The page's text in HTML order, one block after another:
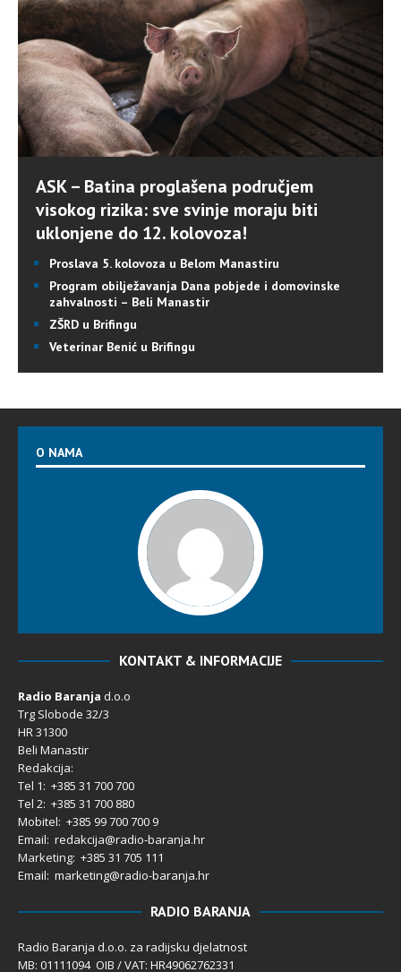
ASK – Batina proglašena područjem
visokog rizika: sve svinje moraju biti
uklonjene do 12. kolovoza!
Proslava 5. kolovoza u Belom Manastiru
Program obilježavanja Dana pobjede i domovinske
zahvalnosti – Beli Manastir
ZŠRD u Brifingu
Veterinar Benić u Brifingu
O NAMA
KONTAKT & INFORMACIJE
Radio Baranja d.o.o
Trg Slobode 32/3
HR 31300
Beli Manastir
Redakcija:
Tel 1: +385 31 700 700
Tel 2: +385 31 700 880
Mobitel: +385 99 700 700 9
Email: redakcija@radio-baranja.hr
Marketing: +385 31 705 111
Email: marketing@radio-baranja.hr
RADIO BARANJA
Radio Baranja d.o.o. za radijsku djelatnost
MB: 01111094 OIB / VAT: HR49062762331